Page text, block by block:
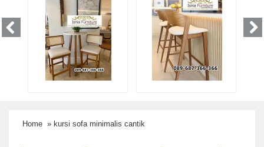
Home » kursi sofa minimalis cantik